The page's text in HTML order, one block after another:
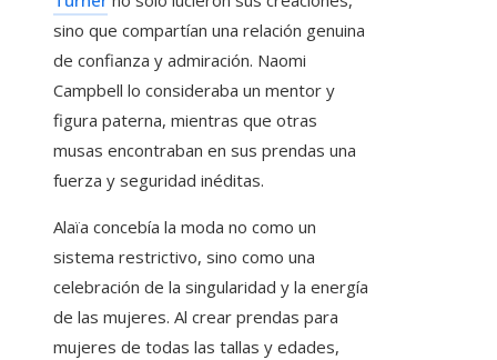
sino que compartían una relación genuina
de confianza y admiración. Naomi
Campbell lo consideraba un mentor y
figura paterna, mientras que otras
musas encontraban en sus prendas una
fuerza y seguridad inéditas.
Alaïa concebía la moda no como un
sistema restrictivo, sino como una
celebración de la singularidad y la energía
de las mujeres. Al crear prendas para
mujeres de todas las tallas y edades,